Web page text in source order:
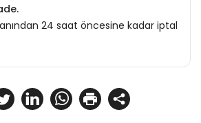
24 saat öncesine kadar iptal